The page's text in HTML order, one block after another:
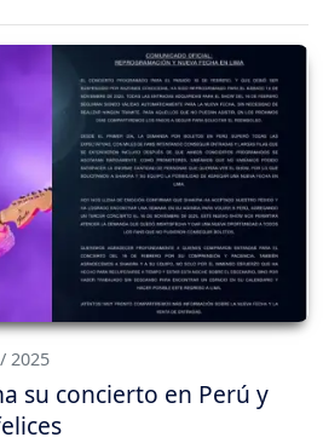
2025
su concierto en Perú y